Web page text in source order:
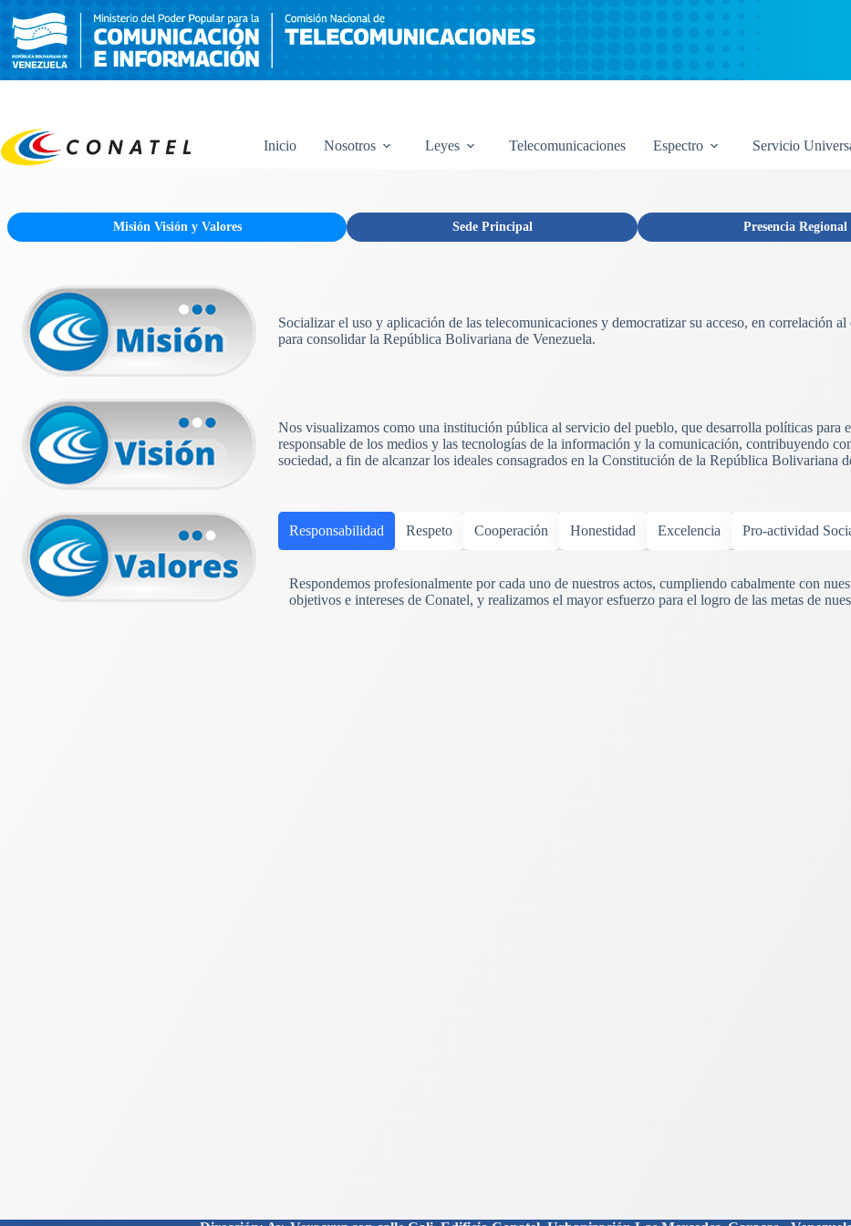
contenido
Inicio Nosotros Leyes Telecomunicaciones Espectro Servicio
Misión Visión y Valores Sede Principal Presencia Regional
Socializar el uso y aplicación de las telecomunicaciones y democratizar su acceso, en correlación
para consolidar la República Bolivariana de Venezuela.
Nos visualizamos como una institución pública al servicio del pueblo, que desarrolla políticas para
responsable de los medios y las tecnologías de la información y la comunicación, contribuyendo
sociedad, a fin de alcanzar los ideales consagrados en la Constitución de la República Bolivariana
Responsabilidad Respeto Cooperación Honestidad Excelencia Pro-actividad
Respondemos profesionalmente por cada uno de nuestros actos, cumpliendo cabalmente con
objetivos e intereses de Conatel, y realizamos el mayor esfuerzo para el logro de las metas de